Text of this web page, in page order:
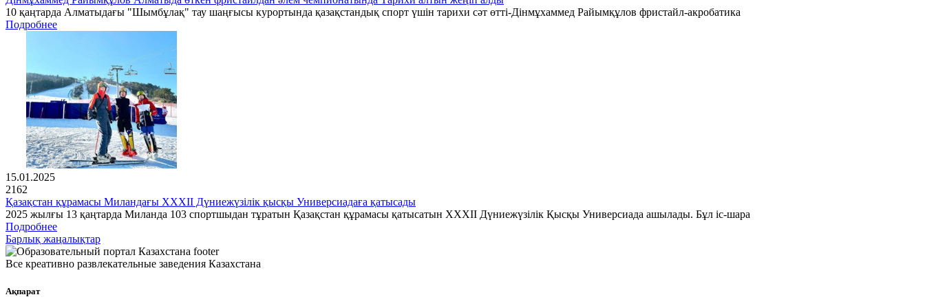
10 қаңтарда Алматыдағы "Шымбұлақ" тау шаңғысы курортында қазақстандық спорт үшін тарихи сәт өтті-Дінмұхаммед Райымқұлов фристайл-акробатика
Подробнее
15.01.2025
2162
Қазақстан құрамасы Миландағы XXXII Дүниежүзілік қысқы Универсиадаға қатысады
2025 жылғы 13 қаңтарда Миланда 103 спортшыдан тұратын Қазақстан құрамасы қатысатын XXXII Дүниежүзілік Қысқы Универсиада ашылады. Бұл іс-шара
Подробнее
Барлық жаңалықтар
Все креативно развлекательные заведения Казахстана
Ақпарат